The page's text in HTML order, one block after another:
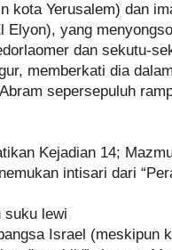
kota Yerusalem) dan
dan sekutu-
memberkati dia
sepersepuluh
Kejadian 14;
intisari dari
suku lewi
Israel (meskipun